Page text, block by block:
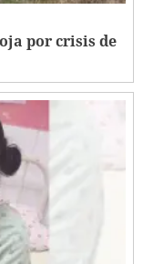
por crisis de